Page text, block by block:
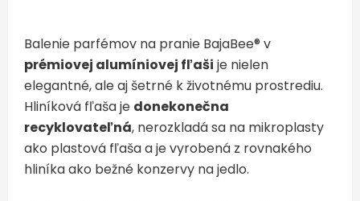
Balenie parfémov na pranie BajaBee® v
prémiovej alumíniovej fľaši je nielen
elegantné, ale aj šetrné k životnému prostrediu.
Hliníková fľaša je donekonečna
recyklovateľná, nerozkladá sa na mikroplasty
ako plastová fľaša a je vyrobená z rovnakého
hliníka ako bežné konzervy na jedlo.